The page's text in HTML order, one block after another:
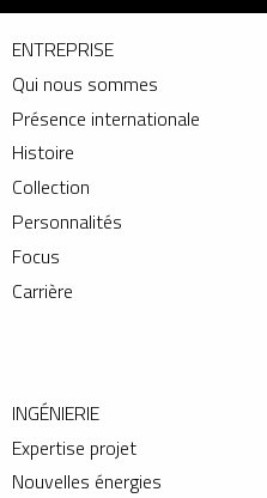
ENTREPRISE
Qui nous sommes
Présence internationale
Histoire
Collection
Personnalités
Focus
Carrière
INGÉNIERIE
Expertise projet
Nouvelles énergies